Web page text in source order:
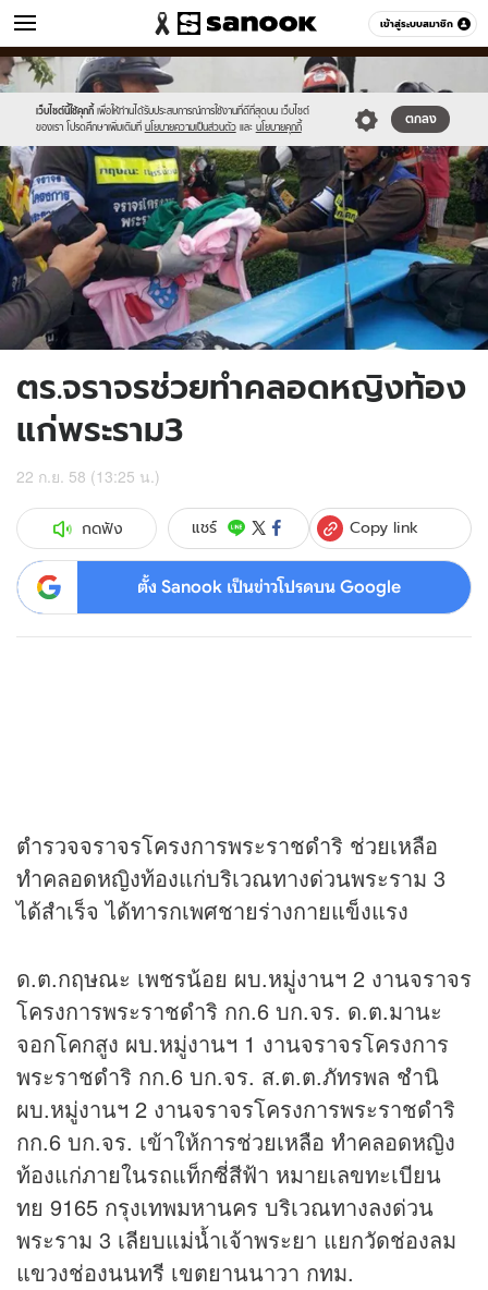
เข้าสู่ระบบสมาชิก
ข่าว หมวดอื่นๆ
เว็บไซต์นี้ใช้คุกกี้ เพื่อให้ท่านได้รับประสบการณ์การใช้งานที่ดีที่สุดบน เว็บไซต์
ของเรา โปรดศึกษาเพิ่มเติมที่ นโยบายความเป็นส่วนตัว และ นโยบายคุกกี้
ตกลง
Sanook
//s.isanook.com/sr/0/images/logo-
new-
sanook.png
600
60
//s.isanook.com/ns/0/ud/373/1869798/647555-
01.jpg
ตร.จราจรช่วยทำคลอดหญิงท้อง
แก่พระราม3
22 ก.ย. 58 (13:25 น.)
กดฟัง แชร์ Copy link
ตั้ง Sanook เป็นข่าวโปรดบน Google
ตำรวจจราจรโครงการพระราชดำริ ช่วยเหลือ
ทำคลอดหญิงท้องแก่บริเวณทางด่วนพระราม 3
ได้สำเร็จ ได้ทารกเพศชายร่างกายแข็งแรง
ด.ต.กฤษณะ เพชรน้อย ผบ.หมู่งานฯ 2 งานจราจร
โครงการพระราชดำริ กก.6 บก.จร. ด.ต.มานะ
จอกโคกสูง ผบ.หมู่งานฯ 1 งานจราจรโครงการ
พระราชดำริ กก.6 บก.จร. ส.ต.ต.ภัทรพล ชำนิ
ผบ.หมู่งานฯ 2 งานจราจรโครงการพระราชดำริ
กก.6 บก.จร. เข้าให้การช่วยเหลือ ทำคลอดหญิง
ท้องแก่ภายในรถแท็กซี่สีฟ้า หมายเลขทะเบียน
ทย 9165 กรุงเทพมหานคร บริเวณทางลงด่วน
พระราม 3 เลียบแม่น้ำเจ้าพระยา แยกวัดช่องลม
แขวงช่องนนทรี เขตยานนาวา กทม.